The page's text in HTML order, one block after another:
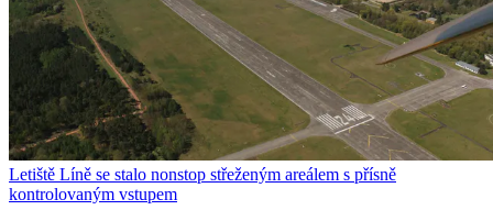
Letiště Líně se stalo nonstop střeženým areálem s přísně
kontrolovaným vstupem